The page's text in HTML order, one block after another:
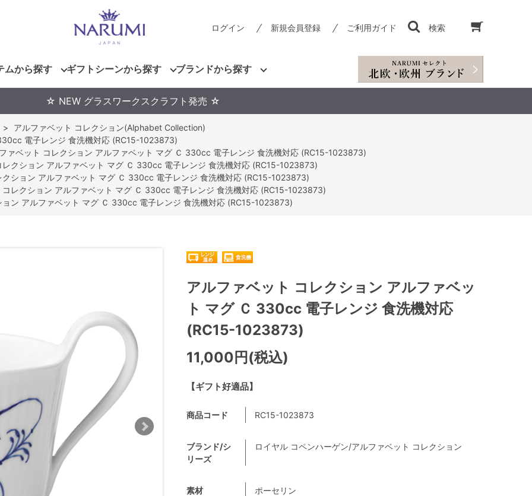
ログイン 新規会員登録 ご利用ガイド 検索
ムから探す ギフトシーンから探す ブランドから探す
☆ NEW グラスワークスクラフト発売 ☆
>
アルファベット コレクション(Alphabet Collection)
電子レンジ 食洗機対応 (RC15-1023873)
ァベット コレクション アルファベット マグ Ｃ 330cc 電子レンジ 食洗機対応 (RC15-1023873)
レクション アルファベット マグ Ｃ 330cc 電子レンジ 食洗機対応 (RC15-1023873)
クション アルファベット マグ Ｃ 330cc 電子レンジ 食洗機対応 (RC15-1023873)
コレクション アルファベット マグ Ｃ 330cc 電子レンジ 食洗機対応 (RC15-1023873)
ョン アルファベット マグ Ｃ 330cc 電子レンジ 食洗機対応 (RC15-1023873)
【ギフト好適品】
アルファベット コレクション アルファベッ
ト マグ Ｃ 330cc 電子レンジ 食洗機対応
(RC15-1023873)
11,000円(税込)
商品コード RC15-1023873
ブランド/シ
リーズ
ロイヤル コペンハーゲン/アルファベット コレクション
素材 ポーセリン